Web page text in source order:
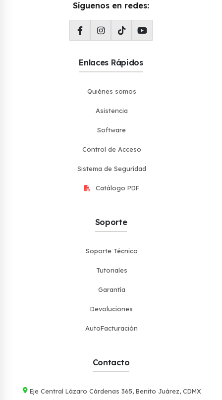
Síguenos en redes:
Enlaces Rápidos
Quiénes somos
Asistencia
Software
Control de Acceso
Sistema de Seguridad
Catálogo PDF
Soporte
Soporte Técnico
Tutoriales
Garantía
Devoluciones
AutoFacturación
Contacto
Eje Central Lázaro Cárdenas 365, Benito Juárez, CDMX